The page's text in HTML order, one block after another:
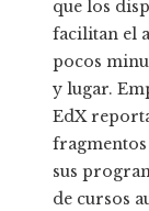
que los
facilitan el
pocos
y lugar.
EdX
sus
de cursos